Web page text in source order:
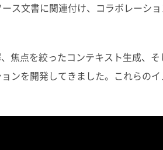
ス文書に関連付け、コラボレーシ
焦点を絞ったコンテキスト生成、
ンを開発してきました。これらの